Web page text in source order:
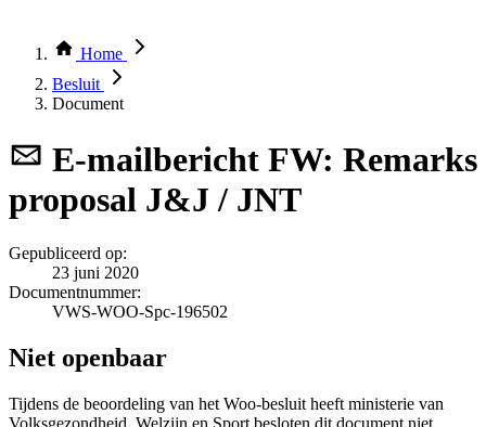
Thema COVID-19
Bekijk per bestuursorgaan
Home
Besluit
Document
E-mailbericht FW: Remarks
proposal J&J / JNT
Gepubliceerd op:
23 juni 2020
Documentnummer:
VWS-WOO-Spc-196502
Niet openbaar
Tijdens de beoordeling van het Woo-besluit heeft ministerie van
Volksgezondheid, Welzijn en Sport besloten dit document niet